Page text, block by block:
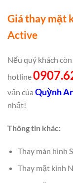
Giá thay mặt
Active
Nếu quý khách
hotline
vấn của Quỳnh
nhất!
Thông tin khác:
Thay màn hình
Thay mặt kính